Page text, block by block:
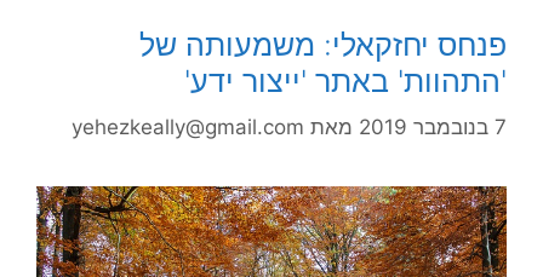
פנחס יחזקאלי: משמעותה של
'התהוות' באתר 'ייצור ידע'
7 בנובמבר 2019 מאת yehezkeally@gmail.com